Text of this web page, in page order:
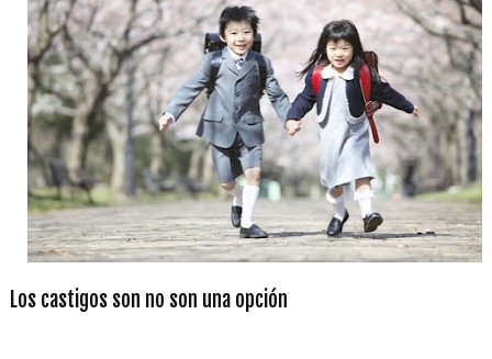
Los castigos son no son una opción